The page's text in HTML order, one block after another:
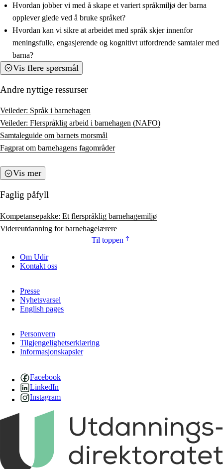
Hvordan jobber vi med å skape et variert språkmiljø der barna
opplever glede ved å bruke språket?
Hvordan kan vi sikre at arbeidet med språk skjer innenfor
meningsfulle, engasjerende og kognitivt utfordrende samtaler med
barna?
Vis flere spørsmål
Andre nyttige ressurser
Veileder: Språk i barnehagen
Veileder: Flerspråklig arbeid i barnehagen (NAFO)
Samtaleguide om barnets morsmål
Fagprat om barnehagens fagområder
Vis mer
Faglig påfyll
Kompetansepakke: Et flerspråklig barnehagemiljø
Videreutdanning for barnehagelærere
Til toppen
Om Udir
Kontakt oss
Presse
Nyhetsvarsel
English pages
Personvern
Tilgjengelighetserklæring
Informasjonskapsler
Facebook
LinkedIn
Instagram